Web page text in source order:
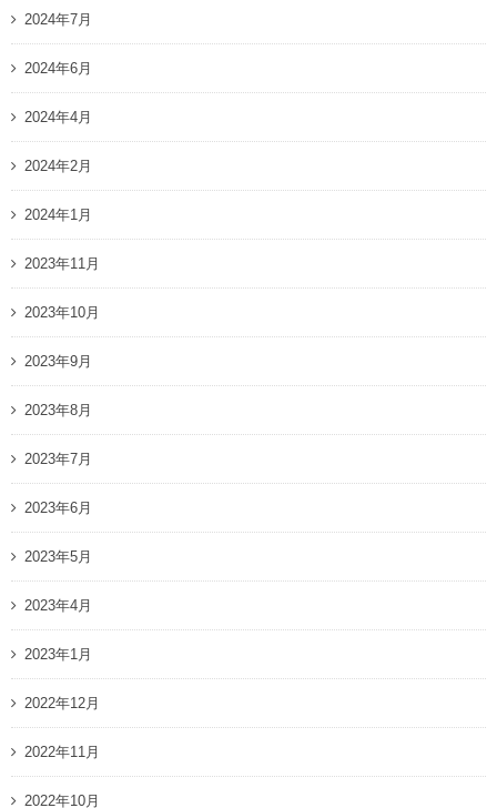
2024年7月
2024年6月
2024年4月
2024年2月
2024年1月
2023年11月
2023年10月
2023年9月
2023年8月
2023年7月
2023年6月
2023年5月
2023年4月
2023年1月
2022年12月
2022年11月
2022年10月